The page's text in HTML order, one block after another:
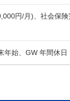
円/月)、社会保
年始、GW 年間休